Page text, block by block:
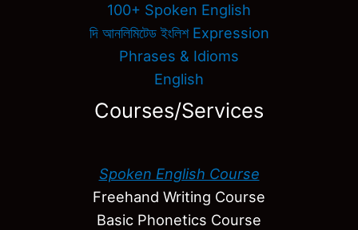
100+ Spoken English
দি আনলিমিটেড ইংলিশ Expression
Phrases & Idioms
English
Courses/Services
Spoken English Course
Freehand Writing Course
Basic Phonetics Course